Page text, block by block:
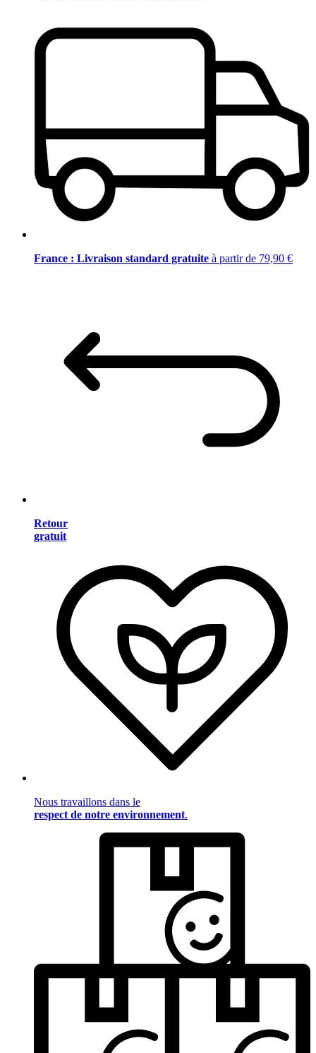
France : Livraison standard gratuite à partir de 79,90 €
Retour
gratuit
Nous travaillons dans le
respect de notre environnement.